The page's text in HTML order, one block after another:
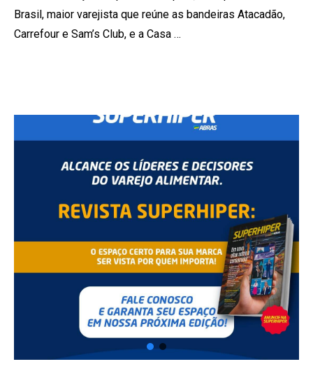
Brasil, maior varejista que reúne as bandeiras Atacadão,
Carrefour e Sam’s Club, e a Casa …